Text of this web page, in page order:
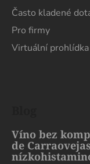
Často kladené
Pro firmy
Virtuální prohlídka
Víno bez
de